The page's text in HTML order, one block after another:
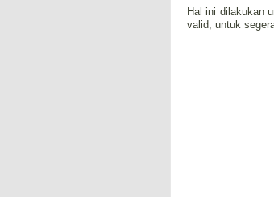
Hal ini dilakukan
valid, untuk